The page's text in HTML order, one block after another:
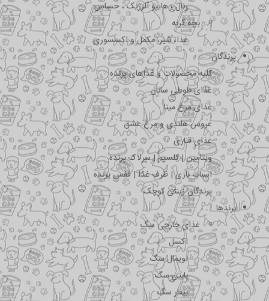
رنال ، هایپو آلرژیک ، حساس
بچه گربه
غذا، شیر، مکمل و اکسسوری
پرندگان
کلیه محصولات و غذاهای پرنده
غذای طوطی سانان
غذای مرغ مینا
عروس هلندی و مرغ عشق
غذای قناری
ویتامین | کلسیم | سرلاک پرنده
اسباب بازی | ظرف غذا | قفس پرنده
پرندگان زینتی کوچک
برندها
غذای خارجی سگ
اکسل
اویمال سگ
بابین سگ
بیفار سگ